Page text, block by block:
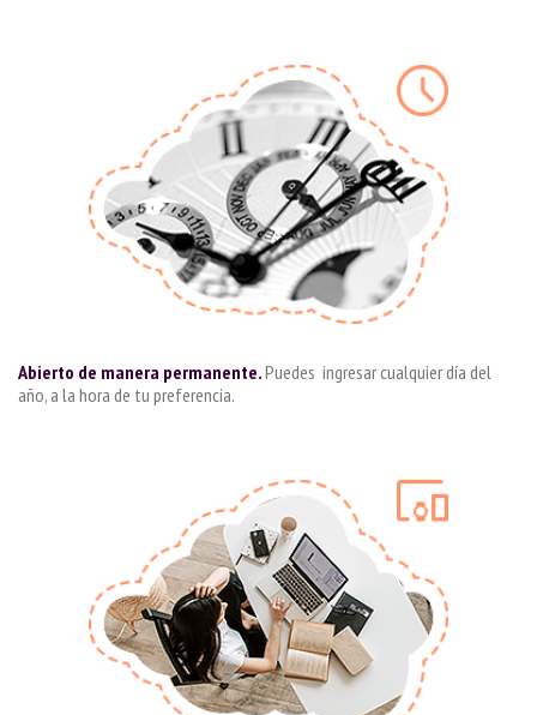
Abierto de manera permanente.Puedes ingresar cualquier día del
año, a la hora de tu preferencia.